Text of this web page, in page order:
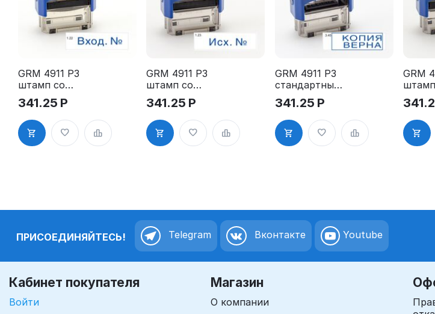
GRM 4911 P3
штамп со
стандартным
словом -
"Вход. №"
1.22"
341.25 Р
GRM 4911 P3
штамп со
стандартным
словом -
"Исх. №"
1.23"
341.25 Р
GRM 4911 P3
стандартный
штамп «3.45
Копия верна
(рамка)»
341.25 Р
GRM
ПРИСОЕДИНЯЙТЕСЬ! Telegram Вконтакте Youtube
Кабинет покупателя
Войти
Магазин
О компании